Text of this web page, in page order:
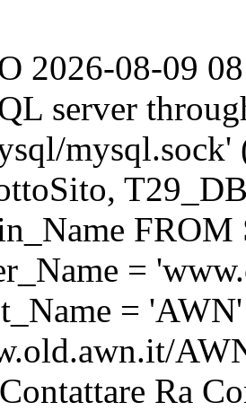
2026-08-09
server
mysql.sock'
=
= 'AWN'
Ra